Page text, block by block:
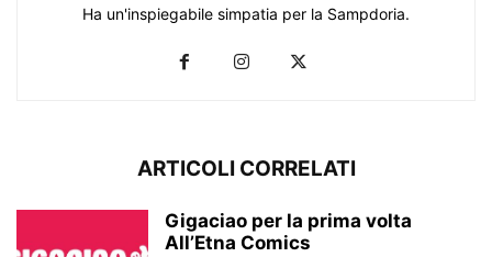
Ha un'inspiegabile simpatia per la Sampdoria.
ARTICOLI CORRELATI
Gigaciao per la prima volta
All’Etna Comics